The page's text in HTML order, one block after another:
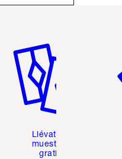
Llévate 2
muestras
gratis